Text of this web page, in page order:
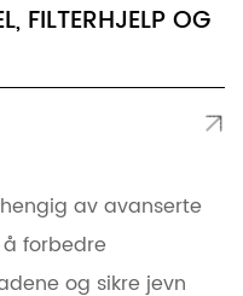
FILTERHJELP OG
av avanserte
forbedre
og sikre jevn